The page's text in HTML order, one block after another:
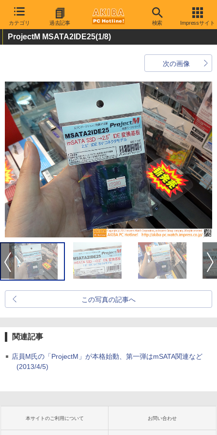
カテゴリ 過去記事 検索 Impressサイト
ProjectM MSATA2IDE25(1/8)
次の画像
この写真の記事へ
関連記事
店員M氏の「ProjectM」が本格始動、第一弾はmSATA関連など
(2013/4/5)
本サイトのご利用について お問い合わせ